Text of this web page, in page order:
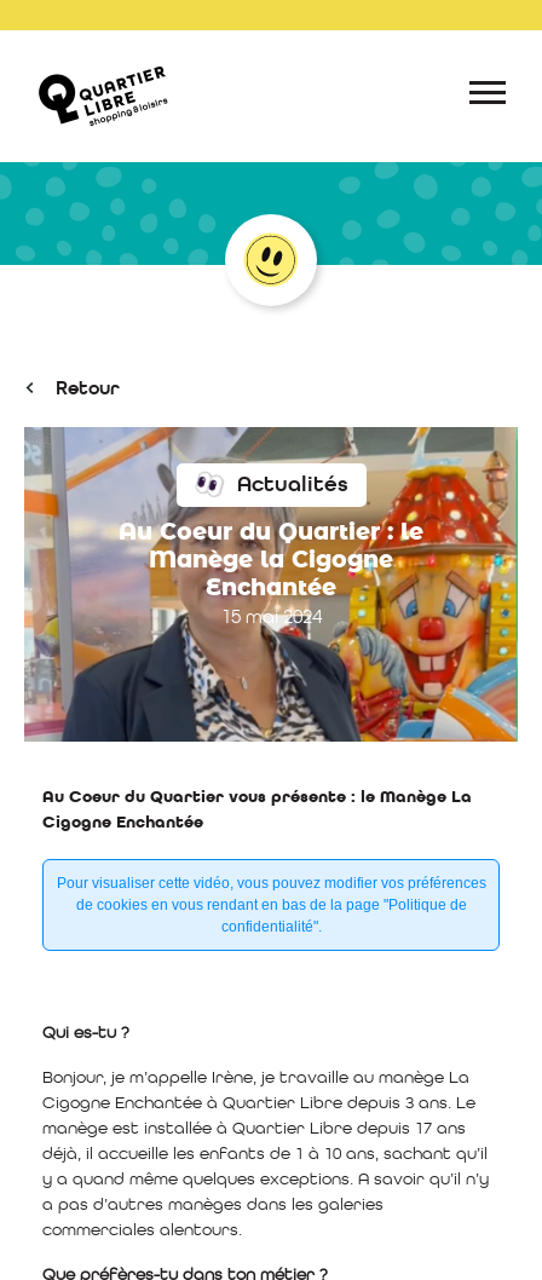
Retour
Actualités
Au Coeur du Quartier : le
Manège la Cigogne
Enchantée
15 mai 2024
Au Coeur du Quartier vous présente : le Manège La
Cigogne Enchantée
Pour visualiser cette vidéo, vous pouvez modifier vos préférences
de cookies en vous rendant en bas de la page "Politique de
confidentialité".
Qui es-tu ?
Bonjour, je m’appelle Irène, je travaille au manège La
Cigogne Enchantée à Quartier Libre depuis 3 ans. Le
manège est installée à Quartier Libre depuis 17 ans
déjà, il accueille les enfants de 1 à 10 ans, sachant qu’il
y a quand même quelques exceptions. A savoir qu’il n’y
a pas d’autres manèges dans les galeries
commerciales alentours.
Que préfères-tu dans ton métier ?